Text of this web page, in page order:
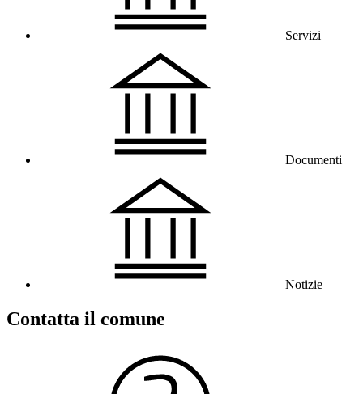
Servizi
Documenti
Notizie
Contatta il comune